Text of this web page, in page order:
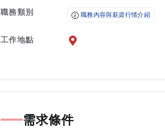
職務類別 職務內容與薪資行情介紹
工作地點 前往查看地圖
需求條件